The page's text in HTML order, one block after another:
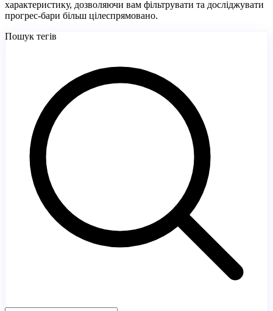
характеристику, дозволяючи вам фільтрувати та досліджувати
прогрес-бари більш цілеспрямовано.
Пошук тегів